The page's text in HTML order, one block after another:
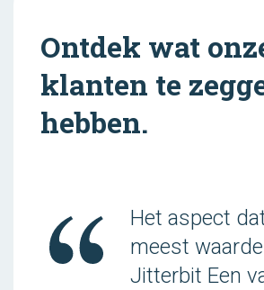
Ontdek wat
klanten te
hebben.
Het aspect
meest
Jitterbit Een